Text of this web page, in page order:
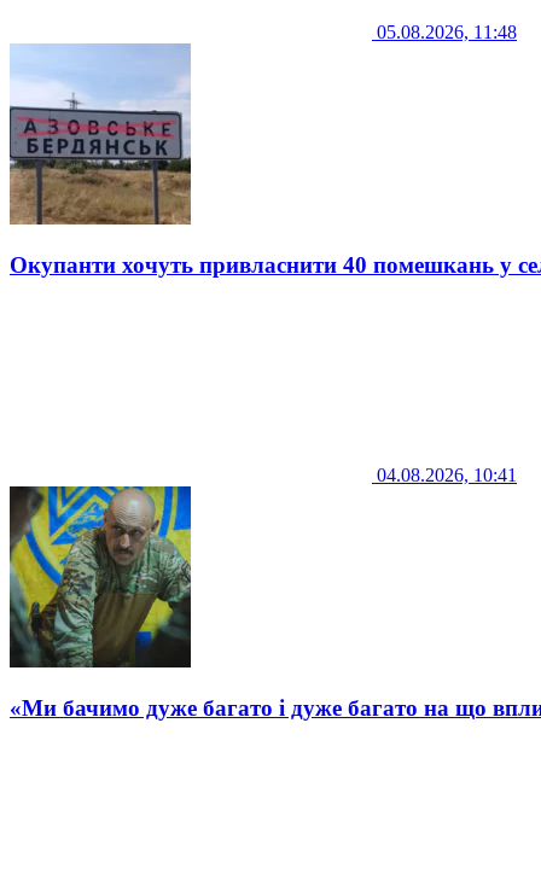
05.08.2026, 11:48
Окупанти хочуть привласнити 40 помешкань у
04.08.2026, 10:41
«Ми бачимо дуже багато і дуже багато на що